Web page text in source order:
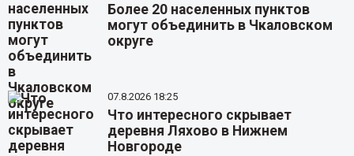
Более 20 населенных пунктов
могут объединить в Чкаловском
округе
07.8.2026 18:25
Что интересного скрывает
деревня Ляхово в Нижнем
Новгороде